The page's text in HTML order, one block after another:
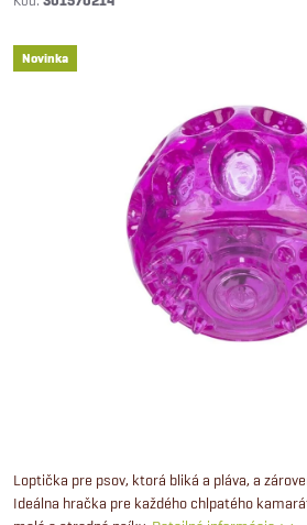
Novinka
Loptička pre psov, ktorá bliká a pláva, a
Ideálna hračka pre každého chlpatého